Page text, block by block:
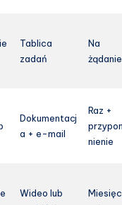
Tablica
zadań
Na
żądanie
Dokumentacj
a + e-mail
Raz +
nienie
Wideo lub
Miesięc